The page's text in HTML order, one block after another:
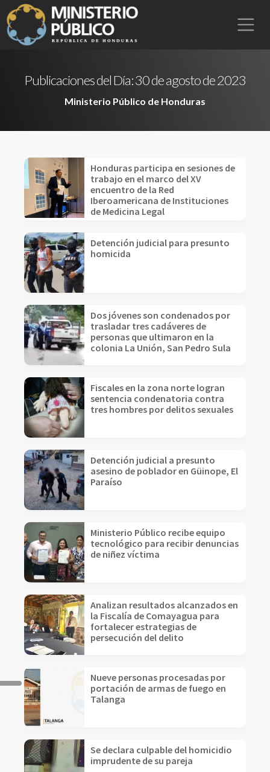
Publicaciones del Día:30 de agosto de 2023
Ministerio Público de Honduras
Honduras participa en sesiones de
trabajo en el marco del XV
encuentro de la Red
Iberoamericana de Instituciones
de Medicina Legal
Detención judicial para presunto
homicida
Dos jóvenes son condenados por
trasladar tres cadáveres de
personas que ultimaron en la
colonia La Unión, San Pedro Sula
Fiscales en la zona norte logran
sentencia condenatoria contra
tres hombres por delitos sexuales
Detención judicial a presunto
asesino de poblador en Güinope, El
Paraíso
Ministerio Público recibe equipo
tecnológico para recibir denuncias
de niñez víctima
Analizan resultados alcanzados en
la Fiscalía de Comayagua para
fortalecer estrategias de
persecución del delito
Nueve personas procesadas por
portación de armas de fuego en
Talanga
Se declara culpable del homicidio
imprudente de su pareja